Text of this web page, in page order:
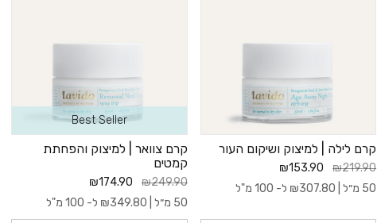
קרם לילה | למיצוק ושיקום העור
₪219.90
₪153.90
50 מ״ל |
₪307.80 ל- 100 מ"ל
Best Seller
קרם צוואר | למיצוק והפחתת
קמטים
₪249.90
₪174.90
50 מ״ל |
₪349.80 ל- 100 מ"ל